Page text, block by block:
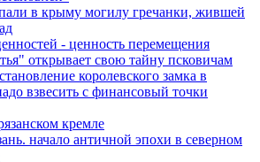
в крыму могилу гречанки, жившей
- ценность перемещения
открывает свою тайну псковичам
королевского замка в
взвесить с финансовый точки
кремле
начало античной эпохи в северном